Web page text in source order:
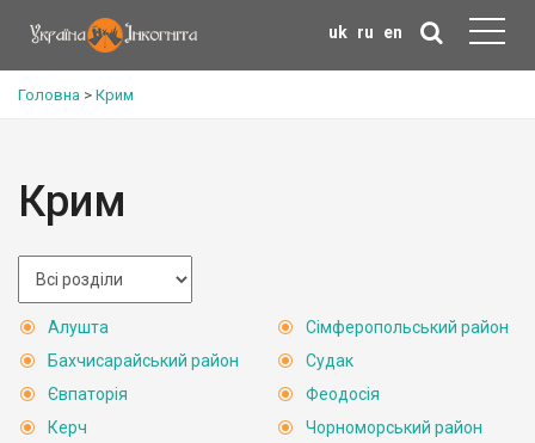
uk ru en
Головна > Крим
Крим
Алушта
Бахчисарайський район
Євпаторія
Керч
Сімферопольський район
Судак
Феодосія
Чорноморський район